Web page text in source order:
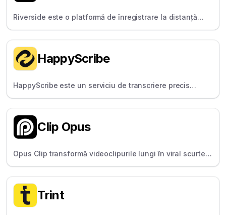
Riverside este o platformă de înregistrare la distanță
care oferă audio/video local și clar - perfectă pentru
HappyScribe
HappyScribe este un serviciu de transcriere precis
pentru jurnaliști și creatori, oferind opțiuni de transcriere
Clip Opus
Opus Clip transformă videoclipurile lungi în viral scurte
și viral cu ajutorul inteligenței artificiale. Aplicația este
special pentru TikTok, Reels și Shorts.
Trint